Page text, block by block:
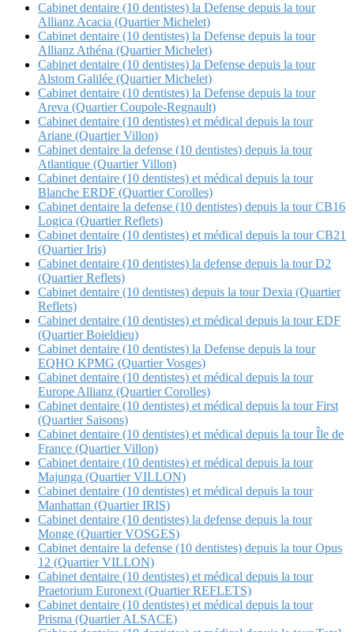
Cabinet dentaire (10 dentistes) la Defense depuis la tour
Allianz Acacia (Quartier Michelet)
Cabinet dentaire (10 dentistes) la Defense depuis la tour
Allianz Athéna (Quartier Michelet)
Cabinet dentaire (10 dentistes) la Defense depuis la tour
Alstom Galilée (Quartier Michelet)
Cabinet dentaire (10 dentistes) la Defense depuis la tour
Areva (Quartier Coupole-Regnault)
Cabinet dentaire (10 dentistes) et médical depuis la tour
Ariane (Quartier Villon)
Cabinet dentaire la defense (10 dentistes) depuis la tour
Atlantique (Quartier Villon)
Cabinet dentaire (10 dentistes) et médical depuis la tour
Blanche ERDF (Quartier Corolles)
Cabinet dentaire la defense (10 dentistes) depuis la tour CB16
Logica (Quartier Reflets)
Cabinet dentaire (10 dentistes) et médical depuis la tour CB21
(Quartier Iris)
Cabinet dentaire (10 dentistes) la defense depuis la tour D2
(Quartier Reflets)
Cabinet dentaire (10 dentistes) depuis la tour Dexia (Quartier
Reflets)
Cabinet dentaire (10 dentistes) et médical depuis la tour EDF
(Quartier Boieldieu)
Cabinet dentaire (10 dentistes) la Defense depuis la tour
EQHO KPMG (Quartier Vosges)
Cabinet dentaire (10 dentistes) et médical depuis la tour
Europe Allianz (Quartier Corolles)
Cabinet dentaire (10 dentistes) et médical depuis la tour First
(Quartier Saisons)
Cabinet dentaire (10 dentistes) et médical depuis la tour Île de
France (Quartier Villon)
Cabinet dentaire (10 dentistes) et médical depuis la tour
Majunga (Quartier VILLON)
Cabinet dentaire (10 dentistes) et médical depuis la tour
Manhattan (Quartier IRIS)
Cabinet dentaire (10 dentistes) la defense depuis la tour
Monge (Quartier VOSGES)
Cabinet dentaire la defense (10 dentistes) depuis la tour Opus
12 (Quartier VILLON)
Cabinet dentaire (10 dentistes) et médical depuis la tour
Praetorium Euronext (Quartier REFLETS)
Cabinet dentaire (10 dentistes) et médical depuis la tour
Prisma (Quartier ALSACE)